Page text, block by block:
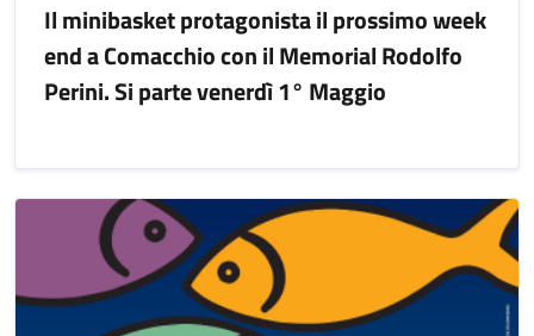
Il minibasket protagonista il prossimo week
end a Comacchio con il Memorial Rodolfo
Perini. Si parte venerdì 1° Maggio